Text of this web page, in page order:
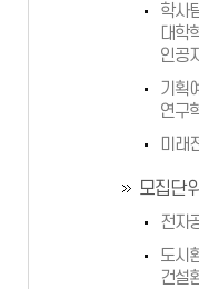
학사
대학
인공
기획
연구
미래
모집단
전자
도시
건설